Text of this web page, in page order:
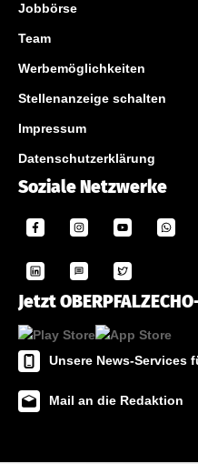
Jobbörse
Team
Werbemöglichkeiten
Stellenanzeige schalten
Impressum
Datenschutzerklärung
Soziale Netzwerke
Jetzt
Unsere News-Services
Mail an die Redaktion